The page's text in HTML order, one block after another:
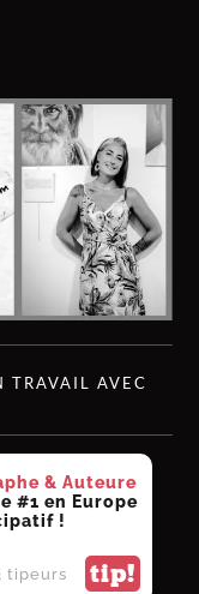
TRAVAIL AVEC
& Auteure
#1 en Europe
!
tipeurs tip!